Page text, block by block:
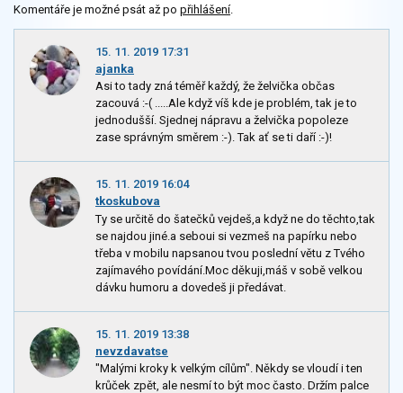
Komentáře je možné psát až po přihlášení.
15. 11. 2019 17:31
ajanka
Asi to tady zná téměř každý, že želvička občas
zacouvá :-( .....Ale když víš kde je problém, tak je to
jednodušší. Sjednej nápravu a želvička popoleze
zase správným směrem :-). Tak ať se ti daří :-)!
15. 11. 2019 16:04
tkoskubova
Ty se určitě do šatečků vejdeš,a když ne do těchto,tak
se najdou jiné.a seboui si vezmeš na papírku nebo
třeba v mobilu napsanou tvou poslední větu z Tvého
zajímavého povídání.Moc děkuji,máš v sobě velkou
dávku humoru a dovedeš ji předávat.
15. 11. 2019 13:38
nevzdavatse
"Malými kroky k velkým cílům". Někdy se vloudí i ten
krůček zpět, ale nesmí to být moc často. Držím palce